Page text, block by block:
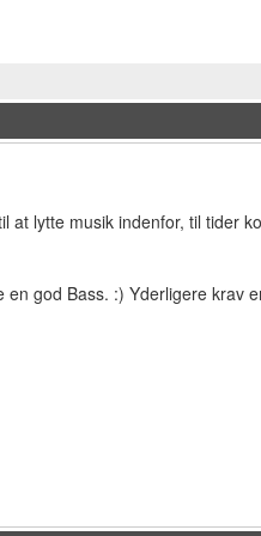
lytte musik indenfor, til tider
en god Bass. :) Yderligere